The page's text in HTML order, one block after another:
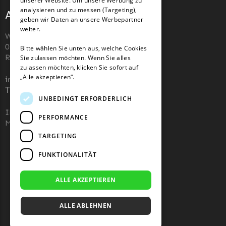
Adresse und Kontakt
Wiesenstraße 110,
07743, Jena, Deutschland (keine
Rücksendeadresse)
info@robotermaher-messer.de
Tel. +49 3641 8090878
IHK 67529623
MWST: NL857053759B01
analysieren und zu messen (Targeting),
geben wir Daten an unsere Werbepartner
weiter.
Bitte wählen Sie unten aus, welche Cookies
Sie zulassen möchten. Wenn Sie alles
zulassen möchten, klicken Sie sofort auf
„Alle akzeptieren“.
UNBEDINGT ERFORDERLICH
PERFORMANCE
TARGETING
FUNKTIONALITÄT
ALLE AKZEPTIEREN
ALLE ABLEHNEN